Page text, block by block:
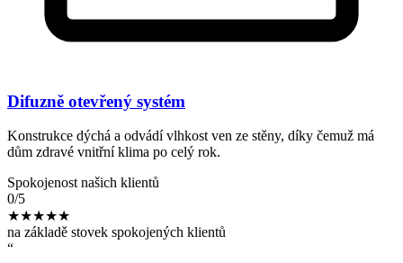
Difuzně otevřený systém
Konstrukce dýchá a odvádí vlhkost ven ze stěny, díky čemuž má
dům zdravé vnitřní klima po celý rok.
Spokojenost našich klientů
0/5
★★★★★
na základě stovek spokojených klientů
“